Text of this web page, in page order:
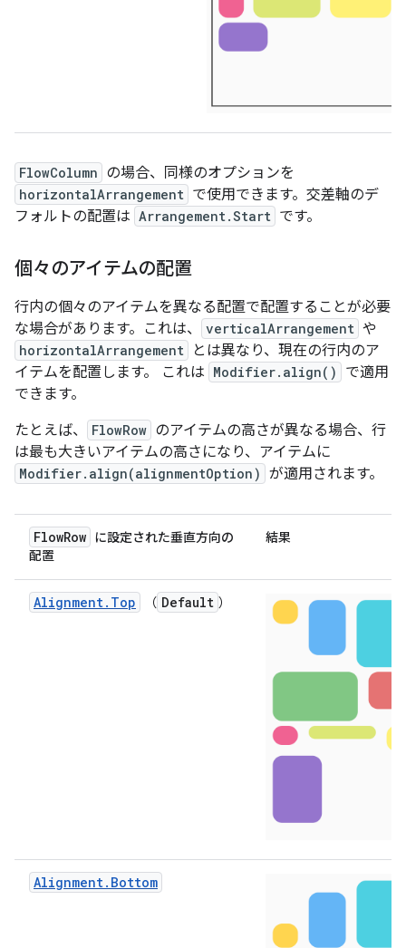
FlowColumn の場合、同様のオプションを
horizontalArrangement で使用できます。交差軸のデ
フォルトの配置は Arrangement.Start です。
個々のアイテムの配置
行内の個々のアイテムを異なる配置で配置することが必要
な場合があります。これは、
verticalArrangement や
horizontalArrangement
とは異なり、現在の行内のア
イテムを配置します。
これは Modifier.align()
で適用
できます。
たとえば、
FlowRow のアイテムの高さが異なる場合、行
は最も大きいアイテムの高さになり、アイテムに
Modifier.align(alignmentOption) が適用されます。
FlowRow に設定された垂直方向の
配置
結果
Alignment.Top （ Default ）
Alignment.Bottom